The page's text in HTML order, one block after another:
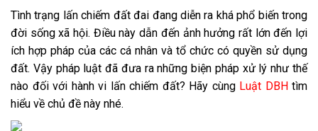
Tình trạng lấn chiếm đất đai đang diễn ra khá phổ biến trong
đời sống xã hội. Điều này dẫn đến ảnh hưởng rất lớn đến lợi
ích hợp pháp của các cá nhân và tổ chức có quyền sử dụng
đất. Vậy pháp luật đã đưa ra những biện pháp xử lý như thế
nào đối với hành vi lấn chiếm đất? Hãy cùng Luật DBHtìm
hiểu về chủ đề này nhé.